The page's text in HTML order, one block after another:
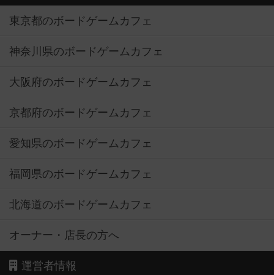
東京都のボードゲームカフェ
神奈川県のボードゲームカフェ
大阪府のボードゲームカフェ
京都府のボードゲームカフェ
愛知県のボードゲームカフェ
福岡県のボードゲームカフェ
北海道のボードゲームカフェ
オーナー・店長の方へ
運営者情報